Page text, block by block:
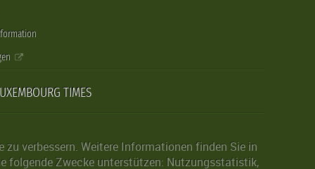
TIMES
verbessern. Weitere Informationen finden Sie in
folgende Zwecke unterstützen: Nutzungsstatistik,